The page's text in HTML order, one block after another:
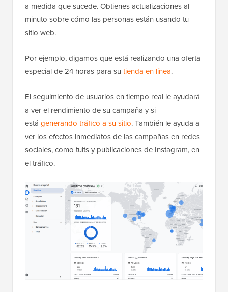
a medida que sucede. Obtienes actualizaciones al
minuto sobre cómo las personas están usando tu
sitio web.
Por ejemplo, digamos que está realizando una oferta
especial de 24 horas para su tienda en línea.
El seguimiento de usuarios en tiempo real le ayudará
a ver el rendimiento de su campaña y si
está generando tráfico a su sitio. También le ayuda a
ver los efectos inmediatos de las campañas en redes
sociales, como tuits y publicaciones de Instagram, en
el tráfico.